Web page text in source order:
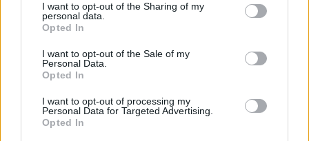
not limited to your visit or usage behaviour. You may click to
grant or deny consent to Google and its third-party tags to
use your data for below specified purposes in below Google
consent section.
I want to opt-out of the Sharing of my
personal data.
Opted In
I want to opt-out of the Sale of my
Personal Data.
Opted In
I want to opt-out of processing my
Personal Data for Targeted Advertising.
Opted In
újakat a szervezők.
A SZIGET SZERVEZŐI ELÍTÉLIK AZ OROSZ
ÉS UKRÁN FELLÉPŐK IS LESZNEK A
FESZTIVÁLON
Kádár Tamásék nem hisznek a kulturális embargóban.
ÚJRA INDUL A GYEREK SZIGET